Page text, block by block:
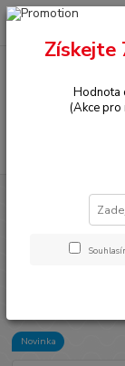
DOPLŇKY
Dámská
Novinka
Získejte
Hodnota
(Akce pro